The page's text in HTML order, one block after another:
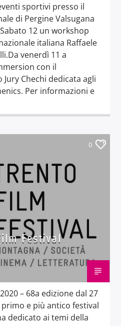
sportivi presso il
di Pergine Valsugana
12 un workshop
italiana Raffaele
venerdì 11 a
con il
Chechi dedicata agli
Per informazioni e
0
Festival
2020 – 68a edizione dal 27
e più antico festival
dedicato ai temi della